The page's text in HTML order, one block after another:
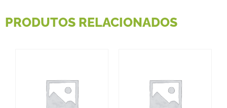
PRODUTOS RELACIONADOS